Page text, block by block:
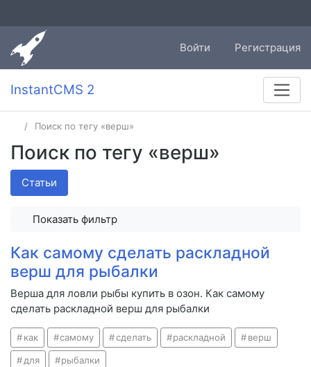
Войти Регистрация
InstantCMS 2
Поиск по тегу «верш»
Поиск по тегу «верш»
Статьи
Показать фильтр
Как самому сделать раскладной
верш для рыбалки
Верша для ловли рыбы купить в озон. Как самому
сделать раскладной верш для рыбалки
как самому сделать раскладной верш
для рыбалки